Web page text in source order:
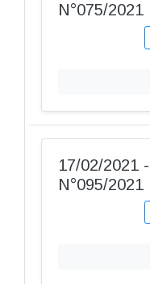
N°075/2021
17/02/2021
N°095/2021